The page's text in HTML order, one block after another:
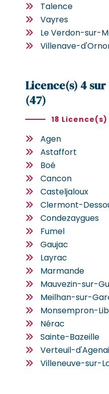
Talence
Vayres
Le Verdon-sur-
Villenave-
Licence(s) 4
(47)
18
Agen
Astaffort
Boé
Cancon
Casteljaloux
Clermont-
Condezaygues
Fumel
Gaujac
Layrac
Marmande
Mauvezin-sur-
Meilhan-sur-
Monsempron-
Nérac
Sainte-Bazeille
Verteuil-
Villeneuve-sur-